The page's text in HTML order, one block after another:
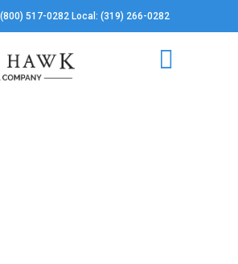
(800) 517-0282 Local: (319) 266-0282